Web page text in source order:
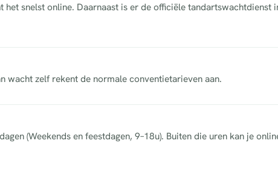
snelst online. Daarnaast is er de officiële tandartswachtdienst
zelf rekent de normale conventietarieven aan.
(Weekends en feestdagen, 9–18u). Buiten die uren kan je